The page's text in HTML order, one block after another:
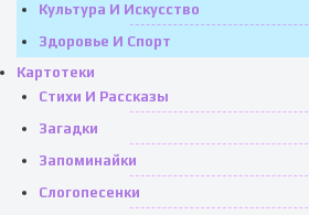
Культура И Искусство
Здоровье И Спорт
Картотеки
Стихи И Рассказы
Загадки
Запоминайки
Слогопесенки